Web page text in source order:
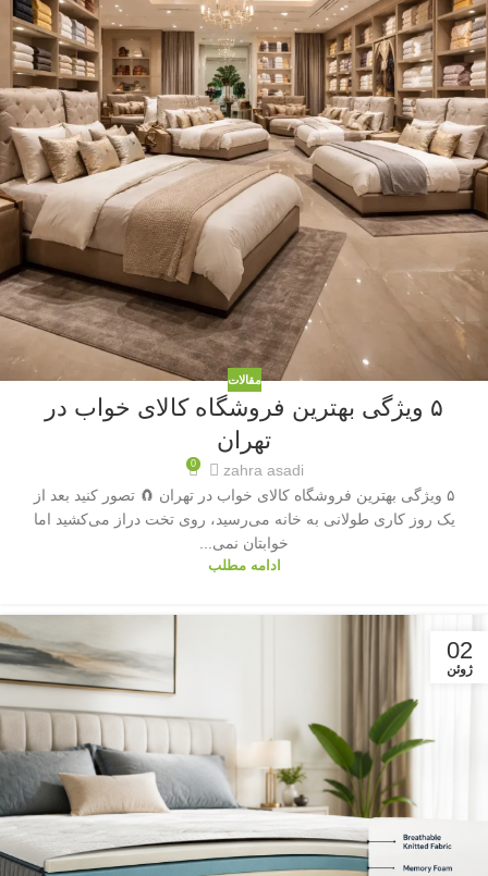
مقالات
۵ ویژگی بهترین فروشگاه کالای خواب در
تهران
zahra asadi
0
۵ ویژگی بهترین فروشگاه کالای خواب در تهران 🧲 تصور کنید بعد از
یک روز کاری طولانی به خانه می‌رسید، روی تخت دراز می‌کشید اما
خوابتان نمی...
ادامه مطلب
02
ژوئن